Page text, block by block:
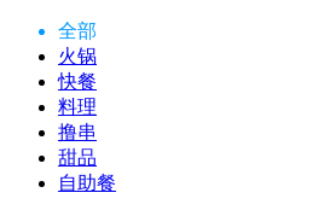
全部
火锅
快餐
料理
撸串
甜品
自助餐